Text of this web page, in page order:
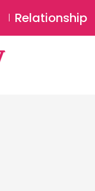
Relationship